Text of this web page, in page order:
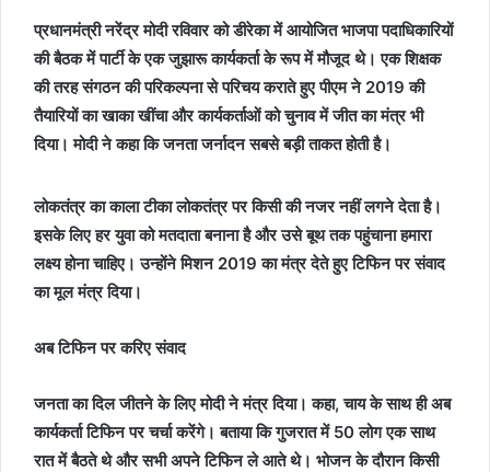
प्रधानमंत्री नरेंद्र मोदी रविवार को डीरेका में आयोजित भाजपा पदाधिकारियों
की बैठक में पार्टी के एक जुझारू कार्यकर्ता के रूप में मौजूद थे। एक शिक्षक
की तरह संगठन की परिकल्पना से परिचय कराते हुए पीएम ने 2019 की
तैयारियों का खाका खींचा और कार्यकर्ताओं को चुनाव में जीत का मंत्र भी
दिया। मोदी ने कहा कि जनता जर्नादन सबसे बड़ी ताकत होती है।
लोकतंत्र का काला टीका लोकतंत्र पर किसी की नजर नहीं लगने देता है।
इसके लिए हर युवा को मतदाता बनाना है और उसे बूथ तक पहुंचाना हमारा
लक्ष्य होना चाहिए। उन्होंने मिशन 2019 का मंत्र देते हुए टिफिन पर संवाद
का मूल मंत्र दिया।
अब टिफिन पर करिए संवाद
जनता का दिल जीतने के लिए मोदी ने मंत्र दिया। कहा, चाय के साथ ही अब
कार्यकर्ता टिफिन पर चर्चा करेंगे। बताया कि गुजरात में 50 लोग एक साथ
रात में बैठते थे और सभी अपने टिफिन ले आते थे। भोजन के दौरान किसी